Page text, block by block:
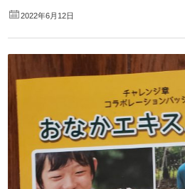
2022年6月12日